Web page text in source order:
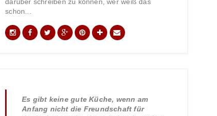
darüber schreiben zu können, wer weiß das
schon...
Es gibt keine gute Küche, wenn am
Anfang nicht die Freundschaft für